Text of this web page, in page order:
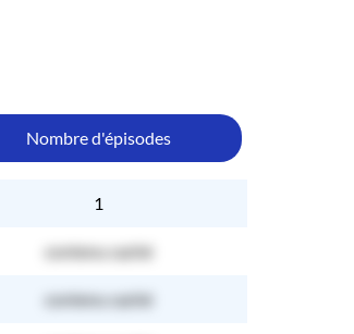
Nombre d'épisodes
1
contenu caché
contenu caché